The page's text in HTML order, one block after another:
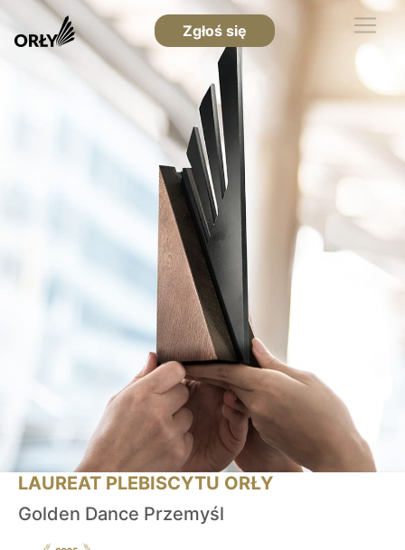
Zgłoś się
LAUREAT PLEBISCYTU ORŁY
Golden Dance Przemyśl